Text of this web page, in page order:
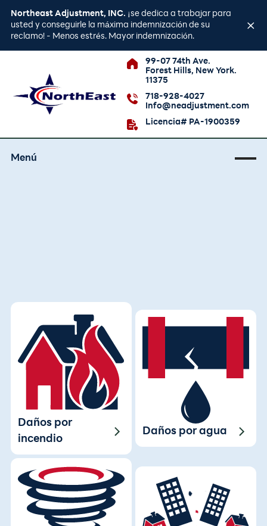
Northeast Adjustment, INC. ¡se dedica a trabajar para
usted y conseguirle la máxima indemnización de su
reclamo! - Menos estrés. Mayor indemnización.
99-07 74th Ave.
Forest Hills, New York.
11375
718-928-4027
Info@neadjustment.com
Licencia# PA-1900359
Menú
Daños por
incendio
Daños por agua